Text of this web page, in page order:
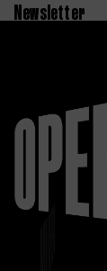
Newsletter